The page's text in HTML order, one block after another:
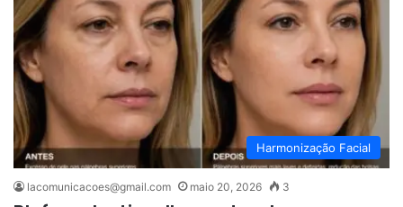
Harmonização Facial
lacomunicacoes@gmail.com maio 20, 2026 3